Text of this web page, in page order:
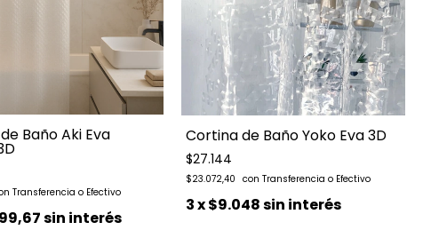
Baño Aki Eva
sin interés
Cortina de Baño Yoko Eva 3D
$27.144
$23.072,40
3x$9.048sin interés